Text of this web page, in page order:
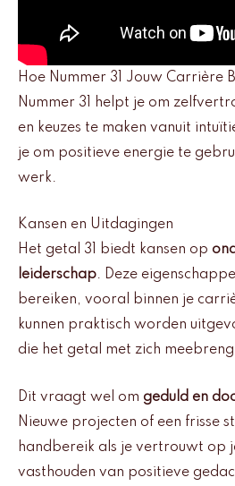
Hoe Nummer 31 Jouw Carrière
Nummer 31 helpt je om
en keuzes te maken vanuit
je om positieve energie te
werk.
Kansen en Uitdagingen
Het getal 31 biedt kansen op
leiderschap. Deze
bereiken, vooral binnen je
kunnen praktisch worden
die het getal met zich
Dit vraagt wel om geduld en
Nieuwe projecten of een frisse
handbereik als je vertrouwt op
vasthouden van positieve